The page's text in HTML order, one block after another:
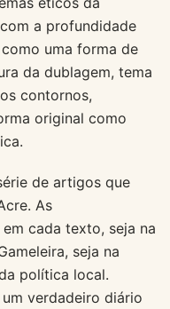
a profundidade
uma forma de
da dublagem, tema
contornos,
original como
de artigos que
As
cada texto, seja na
seja na
política local.
verdadeiro diário